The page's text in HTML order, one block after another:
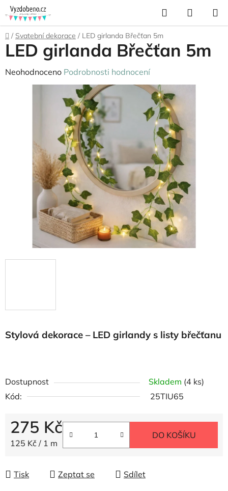
Přejít
na
obsah
Hledat
KOŠÍK
Domů
/ Svatební dekorace / LED girlanda Břečťan 5m
Stylová dekorace – LED girlandy s listy břečťanu
Dostupnost Skladem (4 ks)
Kód:
25TIU65
275 Kč
Měrná cena:
125 Kč / 1 m
DO KOŠÍKU
Tisk Zeptat se Sdílet
LED girlanda Břečťan 5m
Průměrné
hodnocení
hvězdiček.
Neohodnoceno Podrobnosti hodnocení